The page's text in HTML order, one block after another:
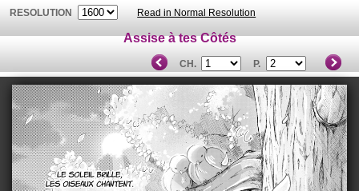
RESOLUTION Read in Normal Resolution
Assise à tes Côtés
CH. P.